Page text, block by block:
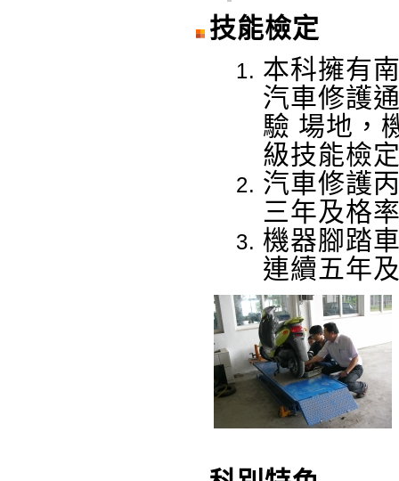
技能檢定
本科擁有
汽車修護
驗 場地，
級技能檢
汽車修護
三年及格
機器腳踏
連續五年